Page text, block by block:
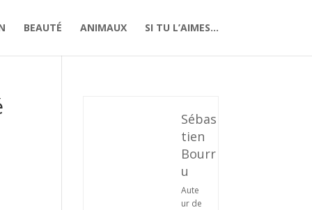
BEAUTÉ ANIMAUX SI TU L’AIMES…
Sébas
tien
Bourr
u
Aute
ur de